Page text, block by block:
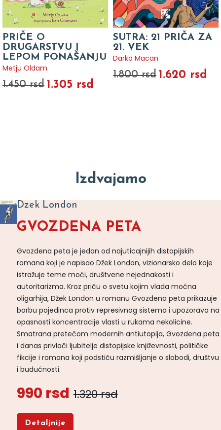
PRIČE O
DRUGARSTVU I
LEPOM PONAŠANJU
Metju Oldam
1.450 rsd 1.305 rsd
SUTRA: 21 PRIČA ZA
21. VEK
Darko Macan
1.800 rsd 1.620 rsd
Izdvajamo
Dzek London
GVOZDENA PETA
Gvozdena peta je jedan od najuticajnijih distopijskih
romana koji je napisao Džek London, vizionarsko delo koje
istražuje teme moći, društvene nejednakosti i
autoritarizma. Kroz priču o svetu kojim vlada moćna
oligarhija, Džek London u romanu Gvozdena peta prikazuje
borbu pojedinca protiv represivnog sistema i upozorava na
opasnosti koncentracije vlasti u rukama nekolicine.
Smatrana pretečom modernih antiutopija, Gvozdena peta
i danas privlači ljubitelje distopijske književnosti, političke
fikcije i romana koji podstiču razmišljanje o slobodi, društvu
i budućnosti.
990 rsd 1.320 rsd
Detaljnije